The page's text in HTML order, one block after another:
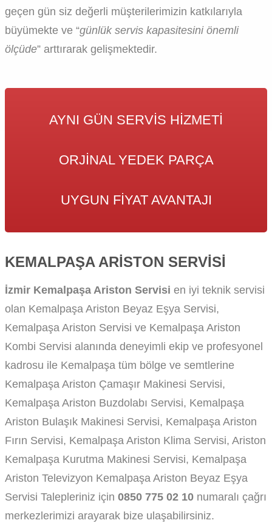
geçen gün siz değerli müşterilerimizin katkılarıyla
büyümekte ve “günlük servis kapasitesini önemli
ölçüde” arttırarak gelişmektedir.
AYNI GÜN SERVIS HIZMETI
ORJINAL YEDEK PARÇA
UYGUN FIYAT AVANTAJI
KEMALPAŞA ARISTON SERVISI
İzmir Kemalpaşa Ariston Servisi en iyi teknik servisi
olan Kemalpaşa Ariston Beyaz Eşya Servisi,
Kemalpaşa Ariston Servisi ve Kemalpaşa Ariston
Kombi Servisi alanında deneyimli ekip ve profesyonel
kadrosu ile Kemalpaşa tüm bölge ve semtlerine
Kemalpaşa Ariston Çamaşır Makinesi Servisi,
Kemalpaşa Ariston Buzdolabı Servisi, Kemalpaşa
Ariston Bulaşık Makinesi Servisi, Kemalpaşa Ariston
Fırın Servisi, Kemalpaşa Ariston Klima Servisi, Ariston
Kemalpaşa Kurutma Makinesi Servisi, Kemalpaşa
Ariston Televizyon Kemalpaşa Ariston Beyaz Eşya
Servisi Talepleriniz için 0850 775 02 10 numaralı çağrı
merkezlerimizi arayarak bize ulaşabilirsiniz.